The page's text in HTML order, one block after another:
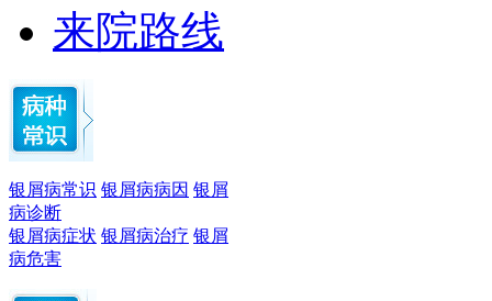
来院路线
银屑病常识 银屑病病因 银屑
病诊断
银屑病症状 银屑病治疗 银屑
病危害